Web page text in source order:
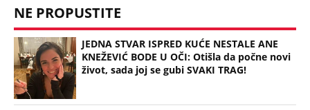
NE PROPUSTITE
JEDNA STVAR ISPRED KUĆE NESTALE ANE
KNEŽEVIĆ BODE U OČI: Otišla da počne novi
život, sada joj se gubi SVAKI TRAG!